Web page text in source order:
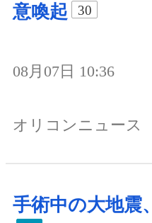
意喚起
30
08月07日 10:36
オリコンニュース
手術中の大地震